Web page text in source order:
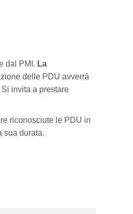
dal PMI. La
delle PDU avverrà
invita a prestare
riconosciute le PDU in
sua durata.